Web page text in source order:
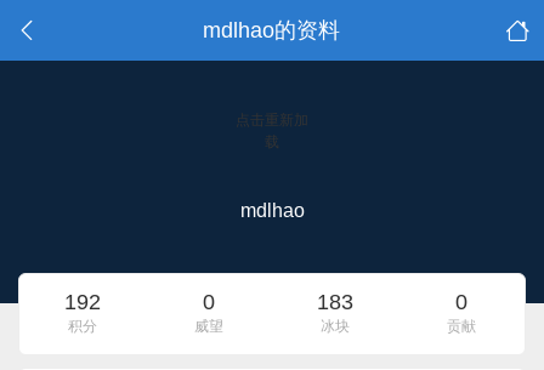
mdlhao的资料
点击重新加
载
mdlhao
192
积分
0
威望
183
冰块
0
贡献